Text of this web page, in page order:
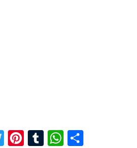
Twitter
Pinterest
TumblrWhatsApp